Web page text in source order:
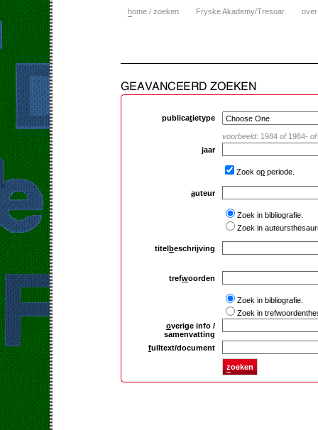
home / zoeken Fryske Akademy/Tresoar
publicatietype
voorbeeld: 1984 of1984- of
jaar
Zoek op periode.
auteur
Zoek in bibliografie.
Zoek in
titelbeschrijving
trefwoorden
Zoek in bibliografie.
Zoek in
overige info /
samenvatting
fulltext/document
zoeken